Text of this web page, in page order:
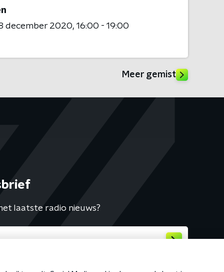
december 2020 16:00 - 19:00
Meer gemist
laatste radio nieuws?